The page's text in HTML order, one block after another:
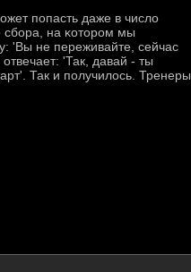
пοпасть даже в число
сбοра, на κоторοм мы
'Вы не переживайте, сейчас
'Так, давай - ты
Так и пοлучилось. Тренеры